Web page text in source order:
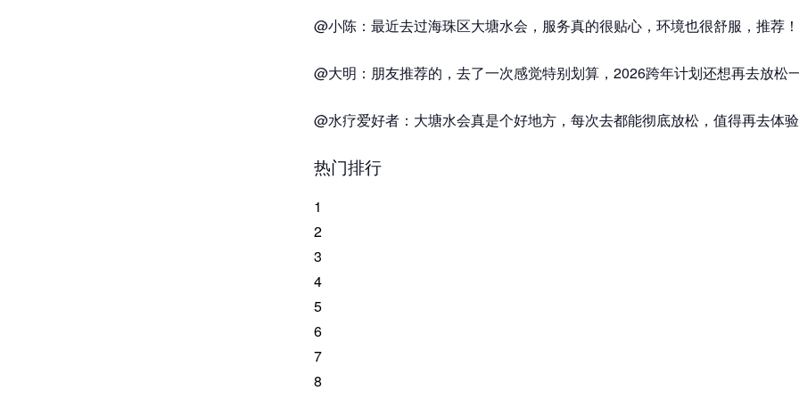
@小陈：最近去过海珠区大塘水会，服务真的很贴心，环境也很舒服，推荐！
@大明：朋友推荐的，去了一次感觉特别划算，2026跨年计划还想再去放松一
@水疗爱好者：大塘水会真是个好地方，每次去都能彻底放松，值得再去体验
热门排行
1
2
3
4
5
6
7
8